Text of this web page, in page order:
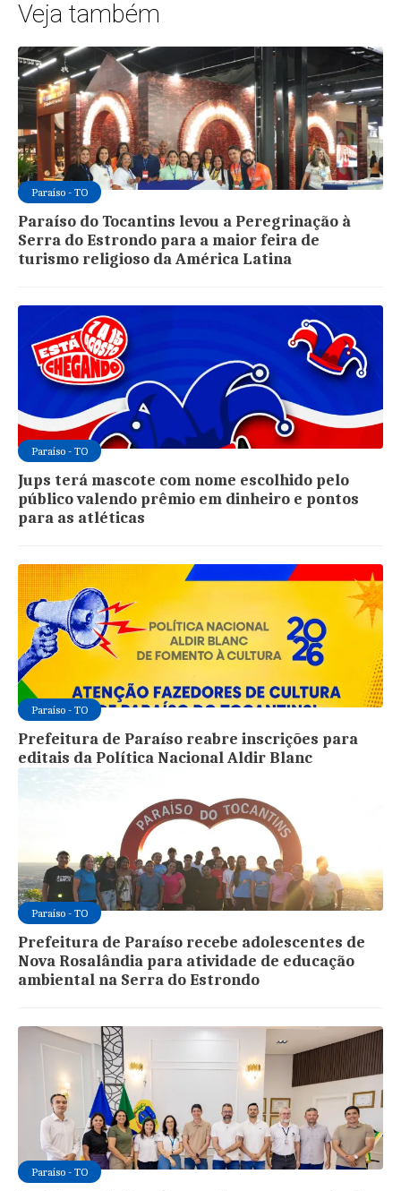
Veja também
Paraíso - TO
Paraíso do Tocantins levou a Peregrinação à
Serra do Estrondo para a maior feira de
turismo religioso da América Latina
Paraíso - TO
Jups terá mascote com nome escolhido pelo
público valendo prêmio em dinheiro e pontos
para as atléticas
Paraíso - TO
Prefeitura de Paraíso reabre inscrições para
editais da Política Nacional Aldir Blanc
Paraíso - TO
Prefeitura de Paraíso recebe adolescentes de
Nova Rosalândia para atividade de educação
ambiental na Serra do Estrondo
Paraíso - TO